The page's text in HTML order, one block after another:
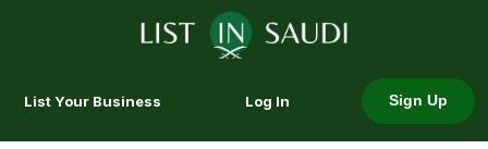
List Your Business Log In Sign Up